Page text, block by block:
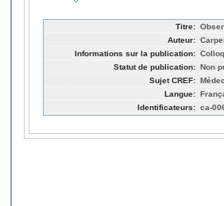
Titre:
Auteur:
Informations sur la publication:
Statut de publication: Non
Sujet CREF:
Langue:
Identificateurs: ca-